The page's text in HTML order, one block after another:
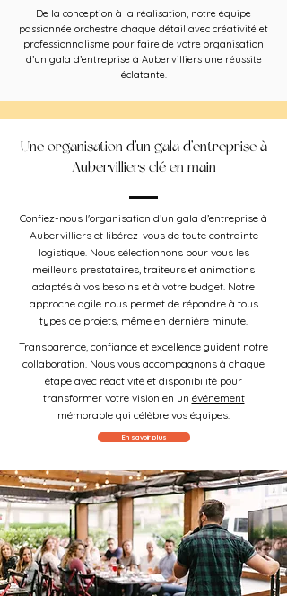
De la conception à la réalisation, notre équipe
passionnée orchestre chaque détail avec créativité et
professionnalisme pour faire de votre organisation
d’un gala d’entreprise à Aubervilliers une réussite
éclatante.
Une organisation d’un gala d’entreprise à
Aubervilliers clé en main
Confiez-nous l'organisation d’un gala d’entreprise à
Aubervilliers et libérez-vous de toute contrainte
logistique. Nous sélectionnons pour vous les
meilleurs prestataires, traiteurs et animations
adaptés à vos besoins et à votre budget. Notre
approche agile nous permet de répondre à tous
types de projets, même en dernière minute.
Transparence, confiance et excellence guident notre
collaboration. Nous vous accompagnons à chaque
étape avec réactivité et disponibilité pour
transformer votre vision en un événement
mémorable qui célèbre vos équipes.
En savoir plus